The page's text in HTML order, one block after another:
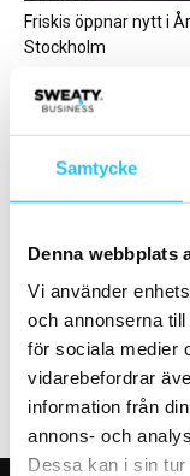
Samtycke
Denna webbplats
Vi använder
och annonserna
för sociala medier
vidarebefordrar
information från
annons- och
Dessa kan i sin
Friskis öppnar nytt i
Stockholm
Business
Podcast: Trendspan
2024